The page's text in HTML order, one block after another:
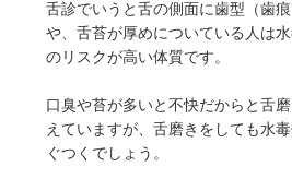
舌診でいうと舌の側面に歯型（歯
や、舌苔が厚めについている人は
のリスクが高い体質です。
口臭や苔が多いと不快だからと舌
えていますが、舌磨きをしても水
ぐつくでしょう。